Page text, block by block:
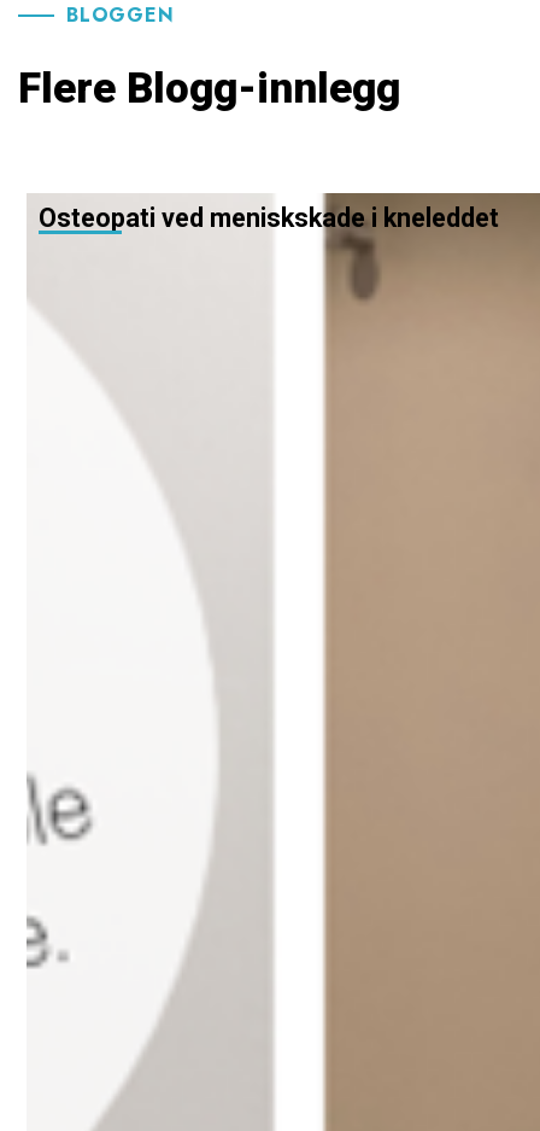
BLOGGEN
Flere Blogg-innlegg
Osteopati ved meniskskade i kneleddet